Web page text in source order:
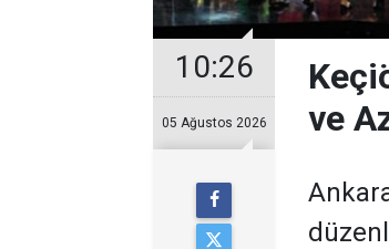
10:26
05 Ağustos 2026
ve